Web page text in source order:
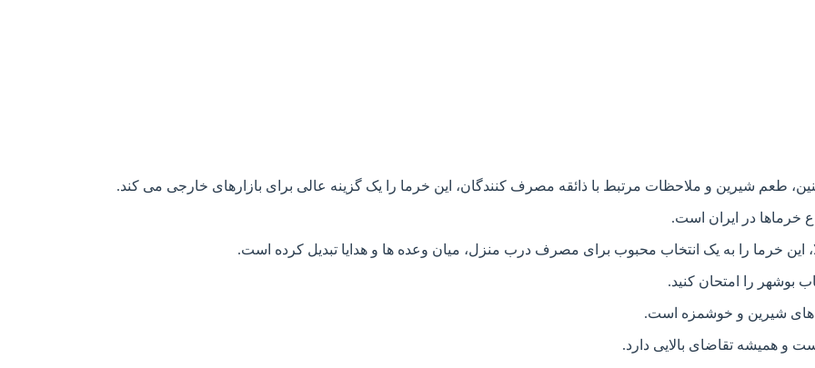
طعم شیرین و ملاحظات مرتبط با ذائقه مصرف کنندگان، این خرما را یک گزینه عالی برای بازارهای خارجی می کند.
خرماها در ایران است.
این خرما را به یک انتخاب محبوب برای مصرف درب منزل، میان وعده ها و هدایا تبدیل کرده است.
بوشهر را امتحان کنید.
شیرین و خوشمزه است.
و همیشه تقاضای بالایی دارد.